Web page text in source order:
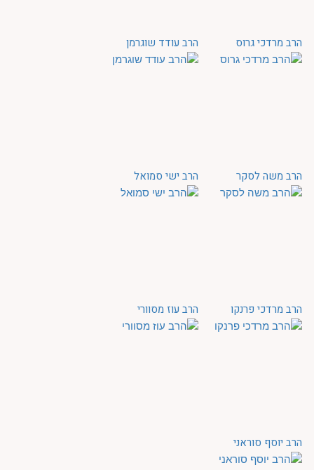
הרב מרדכי גרוס הרב עודד שוגרמן
הרב משה לסקר הרב ישי סמואל
הרב מרדכי פרנקו הרב עוז מסוורי
הרב יוסף סוראני